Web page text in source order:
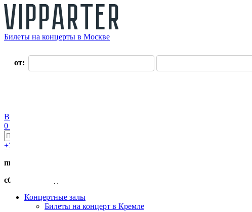
Билеты на концерты в Москве
О нас
Доставка
Войти
0 руб.
+7 (495) 411-90-82
пн.-пт. с 11:00 до 19:00
сб.-вс. с 11:00 до 17:00
Концертные залы
Билеты на концерт в Кремле
от: